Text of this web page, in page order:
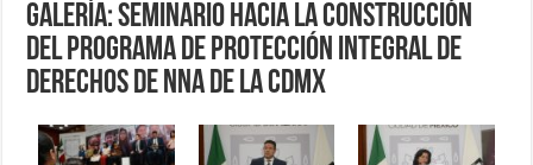
Galería: Seminario Hacia la Construcción
del Programa de Protección Integral de
Derechos de NNA de la CDMX